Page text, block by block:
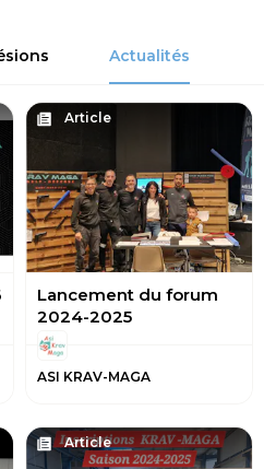
Actualités
Article
Lancement du forum
2024-2025
ASI KRAV-MAGA
Article